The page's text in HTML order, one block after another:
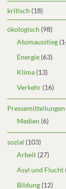
kritisch (18)
ökologisch (98)
Atomausstieg
Energie (63)
Klima (13)
Verkehr (16)
Pressemitteilungen
Medien (6)
sozial (103)
Arbeit (27)
Asyl und Flucht
Bildung (12)